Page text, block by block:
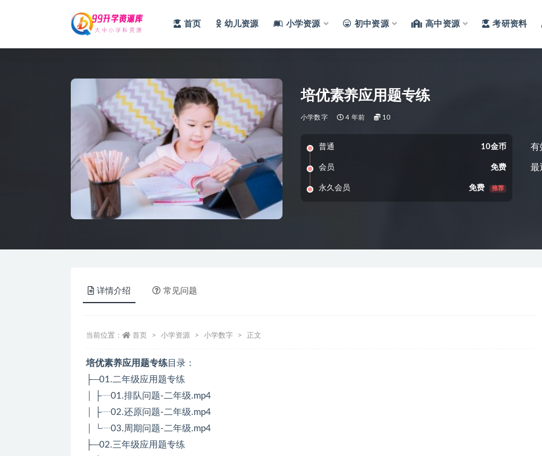
首页 幼儿资源 小学资源 初中资源 高中资源 考研资料
培优素养应用题专练
小学数字 4 年前 10
普通 10金币
会员 免费
永久会员 免费 推荐
有
最
详情介绍 常见问题
当前位置： 首页 小学资源 小学数字 正文
培优素养应用题专练 目录：
├─01.二年级应用题专练
│ ├┈01.排队问题-二年级.mp4
│ ├┈02.还原问题-二年级.mp4
│ └┈03.周期问题-二年级.mp4
├─02.三年级应用题专练